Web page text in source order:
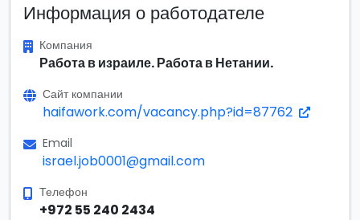
Информация о работодателе
Компания
Работа в израиле. Работа в Нетании.
Сайт компании
haifawork.com/vacancy.php?id=87762
Email
israel.job0001@gmail.com
Телефон
+972 55 240 2434